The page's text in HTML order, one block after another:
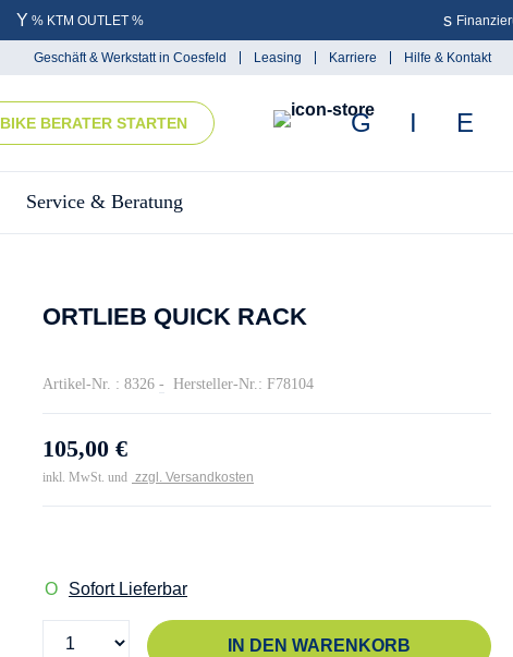
% KTM OUTLET %
Geschäft & Werkstatt in Coesfeld Leasing Karriere Hilfe & Kontakt
BIKE BERATER STARTEN
Service & Beratung
ORTLIEB QUICK RACK
Artikel-Nr. : 8326 - Hersteller-Nr.: F78104
105,00 €
inkl. MwSt. und zzgl. Versandkosten
Sofort Lieferbar
IN DEN WARENKORB